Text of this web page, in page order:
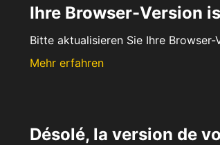
Ihre Browser-Version
Bitte aktualisieren Sie Ihre
Mehr erfahren
Désolé, la version de